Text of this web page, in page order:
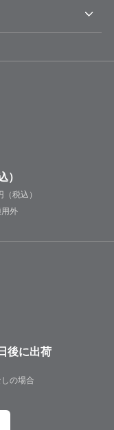
）
税込）
外
後に出荷
の場合